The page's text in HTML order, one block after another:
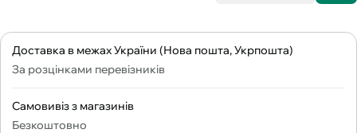
Доставка в межах України (Нова пошта, Укрпошта)
За розцінками перевізників
Самовивіз з магазинів
Безкоштовно